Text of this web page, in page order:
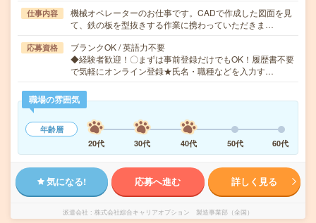
仕事内容
機械オペレーターのお仕事です。CADで作成した図面を見
て、鉄の板を型抜きする作業に携わっていただきま…
応募資格
ブランクOK / 英語力不要
◆経験者歓迎！〇まずは事前登録だけでもOK！履歴書不要
で気軽にオンライン登録★氏名・職種などを入力す…
職場の雰囲気
年齢層
20代
30代 40代 50代 60代
気になる! 応募へ進む 詳しく見る
派遣会社 株式会社綜合キャリアオプション 製造事業部（全国）